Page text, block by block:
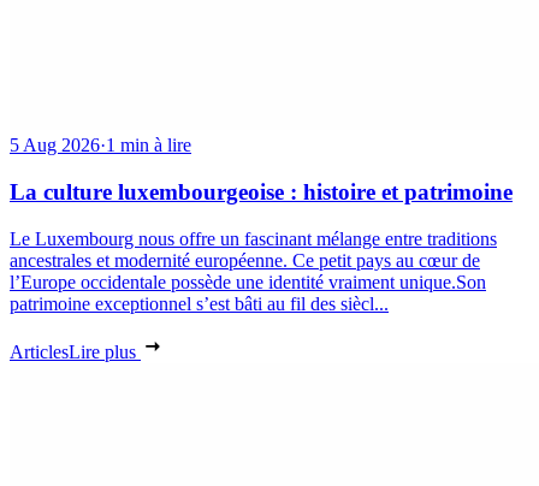
5 Aug 2026·1 min à lire
La culture luxembourgeoise : histoire et patrimoine
Le Luxembourg nous offre un fascinant mélange entre traditions
ancestrales et modernité européenne. Ce petit pays au cœur de
l’Europe occidentale possède une identité vraiment unique.Son
patrimoine exceptionnel s’est bâti au fil des siècl...
ArticlesLire plus